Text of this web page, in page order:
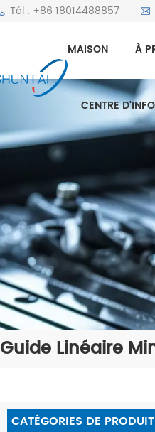
Tél : +86 18014488857
MAISON À
CENTRE
Guide Linéaire
CATÉGORIES DE